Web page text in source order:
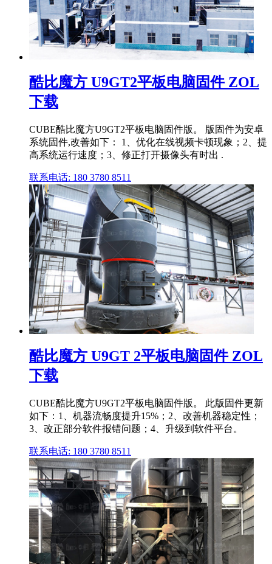
酷比魔方 U9GT2平板电脑固件 ZOL
下载
CUBE酷比魔方U9GT2平板电脑固件版。 版固件为安卓
系统固件,改善如下： 1、优化在线视频卡顿现象；2、提
高系统运行速度；3、修正打开摄像头有时出 .
联系电话: 180 3780 8511
酷比魔方 U9GT 2平板电脑固件 ZOL
下载
CUBE酷比魔方U9GT2平板电脑固件版。 此版固件更新
如下：1、机器流畅度提升15%；2、改善机器稳定性；
3、改正部分软件报错问题；4、升级到软件平台。
联系电话: 180 3780 8511